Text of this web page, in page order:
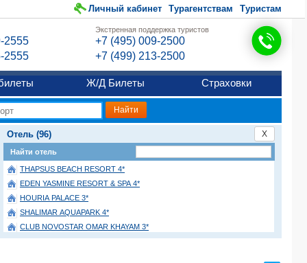
Личный кабинет Турагентствам Туристам
2555
2555
Экстренная поддержка туристов
+7 (495) 009-2500
+7 (499) 213-2500
Ж/Д Билеты Страховки
X
Отель (96)
Найти отель
THAPSUS BEACH RESORT 4*
EDEN YASMINE RESORT & SPA 4*
HOURIA PALACE 3*
SHALIMAR AQUAPARK 4*
CLUB NOVOSTAR OMAR KHAYAM 3*